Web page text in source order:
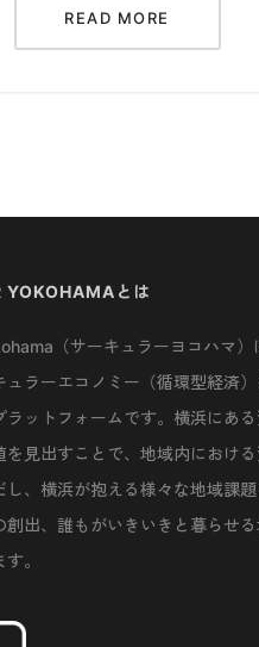
READ MORE
YOKOHAMAとは
（サーキュラーヨコハマ）
ュラーエコノミー（循環型経済
ラットフォームです。横浜にあ
を見出すことで、地域内におけ
、横浜が抱える様々な地域課題
創出、誰もがいきいきと暮らせる
。